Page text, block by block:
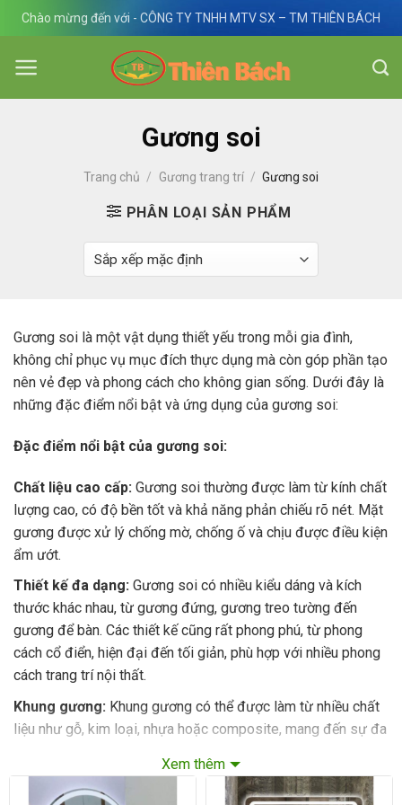
Skip
content
Chào mừng đến với - CÔNG TY TNHH MTV SX – TM THIÊN BÁCH
Gương soi
Trang chủ / Gương trang trí / Gương soi
PHÂN LOẠI SẢN PHẨM
Gương soi là một vật dụng thiết yếu trong mỗi gia đình,
không chỉ phục vụ mục đích thực dụng mà còn góp phần tạo
nên vẻ đẹp và phong cách cho không gian sống. Dưới đây là
những đặc điểm nổi bật và ứng dụng của gương soi:
Đặc điểm nổi bật của gương soi:
Chất liệu cao cấp: Gương soi thường được làm từ kính chất
lượng cao, có độ bền tốt và khả năng phản chiếu rõ nét. Mặt
gương được xử lý chống mờ, chống ố và chịu được điều kiện
ẩm ướt.
Thiết kế đa dạng: Gương soi có nhiều kiểu dáng và kích
thước khác nhau, từ gương đứng, gương treo tường đến
gương để bàn. Các thiết kế cũng rất phong phú, từ phong
cách cổ điển, hiện đại đến tối giản, phù hợp với nhiều phong
cách trang trí nội thất.
Khung gương: Khung gương có thể được làm từ nhiều chất
liệu như gỗ, kim loại, nhựa hoặc composite, mang đến sự đa
vệ mép gương mà còn tạo điểm nhấn thẩm mỹ cho không
Xem thêm